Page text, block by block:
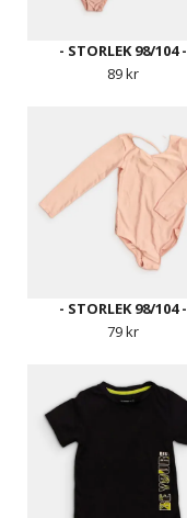
- STORLEK 98/104 -
89 kr
- STORLEK 98/104 -
79 kr